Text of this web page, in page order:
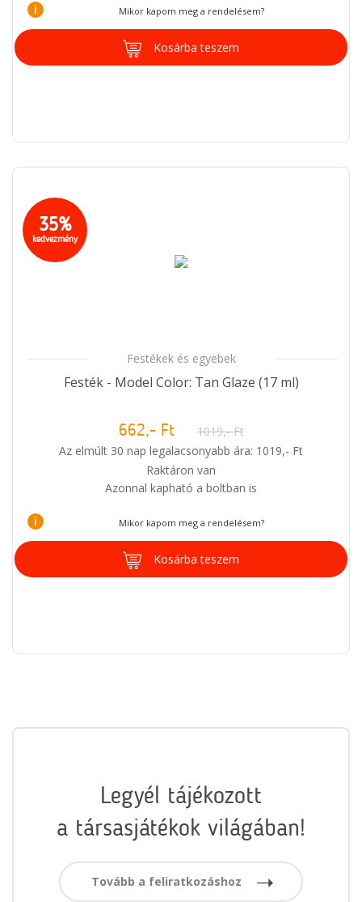
i Mikor kapom meg a rendelésem?
Kosárba teszem
35%
kedvezmény
Festékek és egyebek
Festék - Model Color: Tan Glaze (17 ml)
662,- Ft
1019,- Ft
Az elmúlt 30 nap legalacsonyabb ára: 1019,- Ft
Raktáron van
Azonnal kapható a boltban is
i Mikor kapom meg a rendelésem?
Kosárba teszem
Legyél tájékozott
a társasjátékok világában!
Tovább a feliratkozáshoz